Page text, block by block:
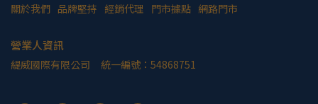
關於我們 品牌堅持 經銷代理 門市據點 網路門市
營業人資訊
緹威國際有限公司     統一編號：54868751